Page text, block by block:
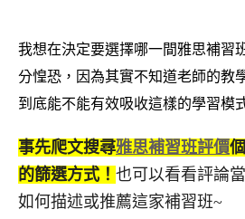
我想在決定要選擇哪一間雅思補習
分惶恐，因為其實不知道老師的教
到底能不能有效吸收這樣的學習模
事先爬文搜尋雅思補習班評價
的篩選方式！ 也可以看看評論
如何描述或推薦這家補習班~